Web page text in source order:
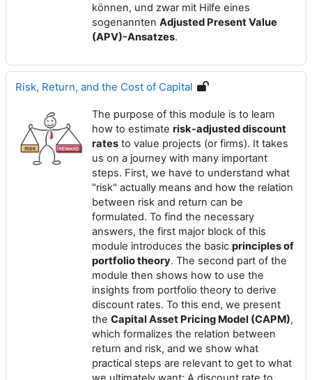
können, und zwar mit Hilfe eines
sogenannten Adjusted Present Value
(APV)-Ansatzes.
Risk, Return, and the Cost of Capital
The purpose of this module is to learn
how to estimate risk-adjusted discount
rates to value projects (or firms). It takes
us on a journey with many important
steps. First, we have to understand what
"risk" actually means and how the relation
between risk and return can be
formulated. To find the necessary
answers, the first major block of this
module introduces the basic principles of
portfolio theory. The second part of the
module then shows how to use the
insights from portfolio theory to derive
discount rates. To this end, we present
the Capital Asset Pricing Model (CAPM),
which formalizes the relation between
return and risk, and we show what
practical steps are relevant to get to what